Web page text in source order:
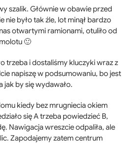
szalik. Głównie w obawie przed
było tak źle, lot minął bardzo
otwartymi ramionami, otuliło od
🙂
trzeba i dostaliśmy kluczyki wraz z
napiszę w podsumowaniu, bo jest
jak by się wydawało.
kiedy bez mrugniecia okiem
się A trzeba powiedzieć B,
Nawigacja wreszcie odpaliła, ale
Zapodajemy zatem centrum